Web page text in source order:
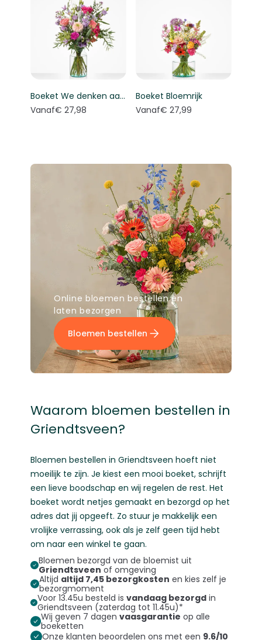
Boeket We denken aan je
Vanaf€ 27,98
Boeket Bloemrijk
Vanaf€ 27,99
Online bloemen bestellen en
laten bezorgen
Bloemen bestellen
Waarom bloemen bestellen in
Griendtsveen?
Bloemen bestellen in Griendtsveen hoeft niet
moeilijk te zijn. Je kiest een mooi boeket, schrijft
een lieve boodschap en wij regelen de rest. Het
boeket wordt netjes gemaakt en bezorgd op het
adres dat jij opgeeft. Zo stuur je makkelijk een
vrolijke verrassing, ook als je zelf geen tijd hebt
om naar een winkel te gaan.
Bloemen bezorgd van de bloemist uit
Griendtsveen of omgeving
Altijd altijd 7,45 bezorgkosten en kies zelf je
bezorgmoment
Voor 13.45u besteld is vandaag bezorgdin
Griendtsveen (zaterdag tot 11.45u)*
Wij geven 7 dagen vaasgarantie op alle
boeketten
Onze klanten beoordelen ons met een 9.6/10